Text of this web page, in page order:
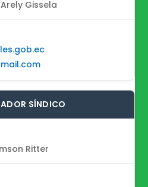
Gissela
SÍNDICO
Ritter